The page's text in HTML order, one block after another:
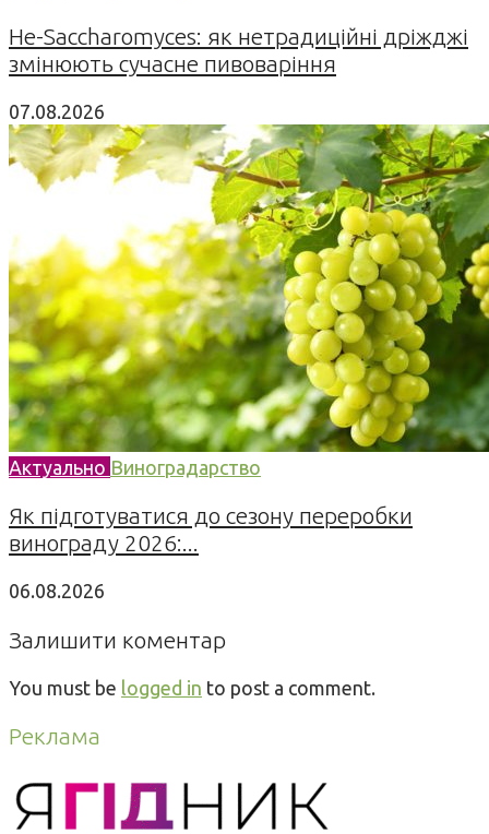
Не-Saccharomyces: як нетрадиційні дріжджі
змінюють сучасне пивоваріння
07.08.2026
Актуально Виноградарство
Як підготуватися до сезону переробки
винограду 2026:...
06.08.2026
Залишити коментар
You must be logged in to post a comment.
Реклама